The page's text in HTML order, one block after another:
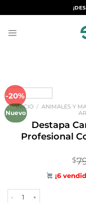
al
-20%
Nuevo
INICIO / ANIMALES Y
Destapa
Profesional
$
¡6